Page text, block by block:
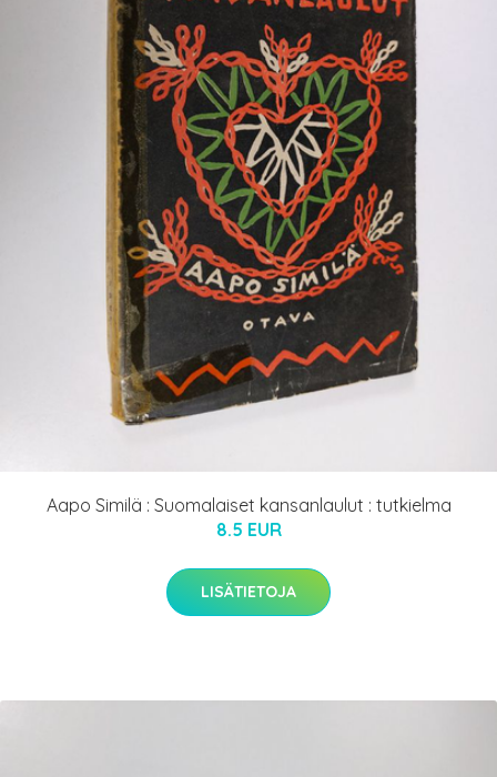
Aapo Similä : Suomalaiset kansanlaulut : tutkielma
8.5 EUR
LISÄTIETOJA